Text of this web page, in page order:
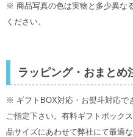
※ 商品写真の色は実物と多少異な
ください。
ラッピング・おまとめ
※ ギフトBOX対応・お熨斗対応で
ご指定下さい。有料ギフトボック
品サイズにあわせて弊社にて最適